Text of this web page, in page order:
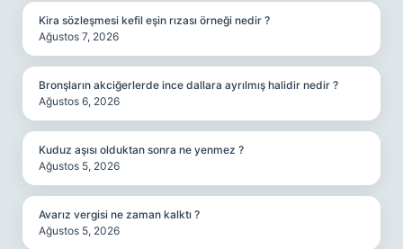
Kira sözleşmesi kefil eşin rızası örneği nedir ?
Ağustos 7, 2026
Bronşların akciğerlerde ince dallara ayrılmış halidir nedir ?
Ağustos 6, 2026
Kuduz aşısı olduktan sonra ne yenmez ?
Ağustos 5, 2026
Avarız vergisi ne zaman kalktı ?
Ağustos 5, 2026